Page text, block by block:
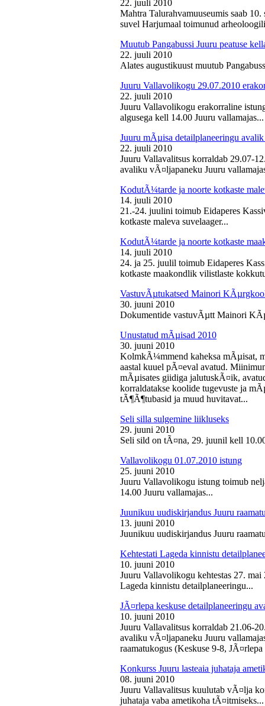
22. juuli 2010
Mahtra Talurahvamuuseumis saab
suvel Harjumaal toimunud
Muutub Pangabussi Juuru peatuse
22. juuli 2010
Alates augustikuust muutub
Juuru Vallavolikogu 29.07.2010
22. juuli 2010
Juuru Vallavolikogu erakorraline
algusega kell 14.00 Juuru vallamajas...
Juuru mÃµisa detailplaneeringu
22. juuli 2010
Juuru Vallavalitsus korraldab 29.07-
avaliku vÃ¤ljapaneku Juuru
KodutÃ¼tarde ja noorte kotkaste
14. juuli 2010
21.-24. juulini toimub Eidaperes
kotkaste maleva suvelaager...
KodutÃ¼tarde ja noorte kotkaste
14. juuli 2010
24. ja 25. juulil toimub Eidaperes
kotkaste maakondlik vilistlaste
VastuvÃµtukatsed Mainori
30. juuni 2010
Dokumentide vastuvÃµtt Mainori
Unustatud mÃµisad 2010
30. juuni 2010
KolmkÃ¼mmend kaheksa mÃµisat,
aastal kuuel pÃ¤eval avatud.
mÃµisates giidiga jalutuskÃ¤ik,
korraldatakse koolide tugevuste ja
tÃ¶Ã¶tubasid ja muud huvitavat...
Seli silla sulgemine liikluseks
29. juuni 2010
Seli sild on tÃ¤na, 29. juunil kell
Vallavolikogu 01.07.2010 istung
25. juuni 2010
Juuru Vallavolikogu istung toimub
14.00 Juuru vallamajas...
Juunikuu uudiskirjandus Juuru
13. juuni 2010
Juunikuu uudiskirjandus Juuru
Kehtestati Lageda kinnistu
10. juuni 2010
Juuru Vallavolikogu kehtestas 27.
Lageda kinnistu detailplaneeringu...
JÃ¤rlepa keskuse detailplaneeringu
10. juuni 2010
Juuru Vallavalitsus korraldab 21.06-
avaliku vÃ¤ljapaneku Juuru
raamatukogus (Keskuse 9-8,
Konkurss Juuru lasteaia juhataja
08. juuni 2010
Juuru Vallavalitsus kuulutab vÃ¤lja
juhataja vaba ametikoha tÃ¤itmiseks...